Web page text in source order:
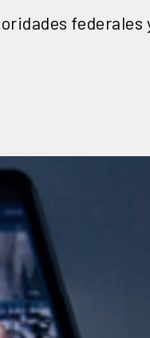
federales